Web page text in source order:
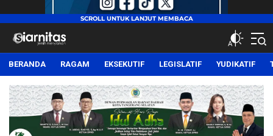
siarnitas
Jernih Menyiarkan
BERANDA RAGAM EKSEKUTIF LEGISLATIF YUDIKATIF